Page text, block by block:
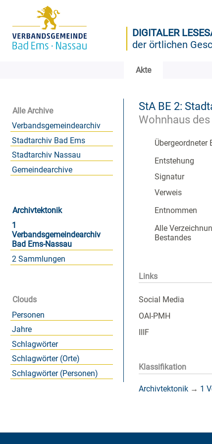
DIGITALER
der örtlichen
Akte
Alle Archive
Verbandsgemeindearchiv
Stadtarchiv Bad Ems
Stadtarchiv Nassau
Gemeindearchive
Archivtektonik
1
Verbandsgemeindearchiv
Bad Ems-Nassau
2 Sammlungen
Clouds
Personen
Jahre
Schlagwörter
Schlagwörter (Orte)
Schlagwörter (Personen)
StA BE 2:
Wohnhaus
Übergeordneter
Entstehung
Signatur
Verweis
Entnommen
Alle
Bestandes
Links
Social Media
OAI-PMH
IIIF
Klassifikation
Archivtektonik → 1